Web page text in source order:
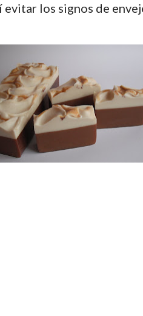
evitar los signos de